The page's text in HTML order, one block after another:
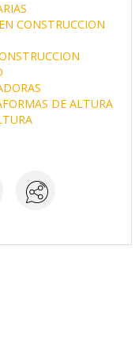
CONSTRUCCION
DE ALTURA